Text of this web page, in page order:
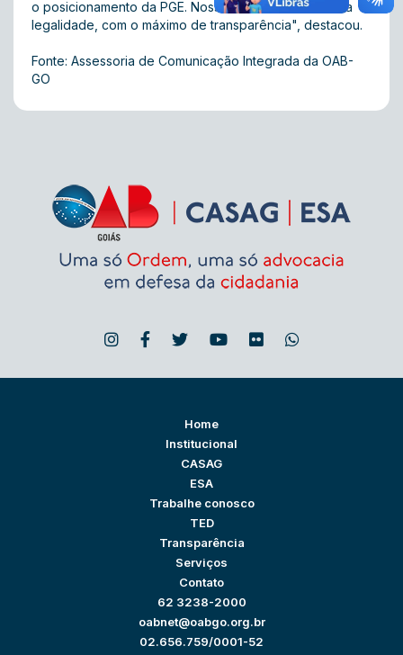
o posicionamento da PGE. Nosso intuito é trabalhar na
legalidade, com o máximo de transparência", destacou.
Fonte: Assessoria de Comunicação Integrada da OAB-
GO
Home
Institucional
CASAG
ESA
Trabalhe conosco
TED
Transparência
Serviços
Contato
62 3238-2000
oabnet@oabgo.org.br
02.656.759/0001-52